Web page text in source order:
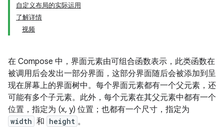
自定义布局的实际运用
了解详情
视频
在 Compose 中，界面元素由可组合函数表示，此类函数在
被调用后会发出一部分界面，这部分界面随后会被添加到呈
现在屏幕上的界面树中。每个界面元素都有一个父元素，还
可能有多个子元素。此外，每个元素在其父元素中都有一个
位置，指定为 (x, y) 位置；也都有一个尺寸，指定为
width 和 height 。